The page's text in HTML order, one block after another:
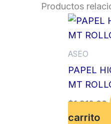
Productos
ASEO
PAPEL
MT
$1,910.00
carrito